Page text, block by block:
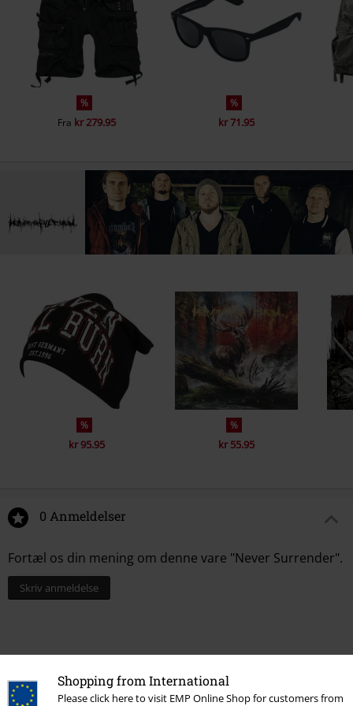
Shopping from International
Please click here to visit EMP Online Shop for customers from
%
Fra kr 279.95
%
kr 71.95
%
kr 95.95
%
kr 55.95
0 Anmeldelser
Fortæl os din mening om denne vare "Never Surrender".
Skriv anmeldelse